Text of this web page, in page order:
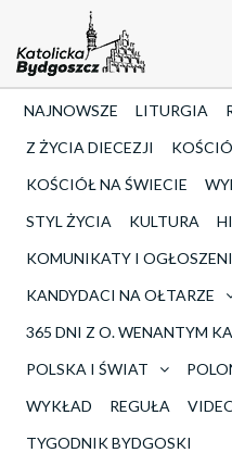
NAJNOWSZE LITURGIA
Z ŻYCIA DIECEZJI
KOŚCIÓŁ NA ŚWIECIE
STYL ŻYCIA
KULTURA
KOMUNIKATY I
KANDYDACI NA OŁTARZE
365 DNI Z O. WENANTYM
POLSKA I ŚWIAT
WYKŁAD
REGUŁA
TYGODNIK BYDGOSKI